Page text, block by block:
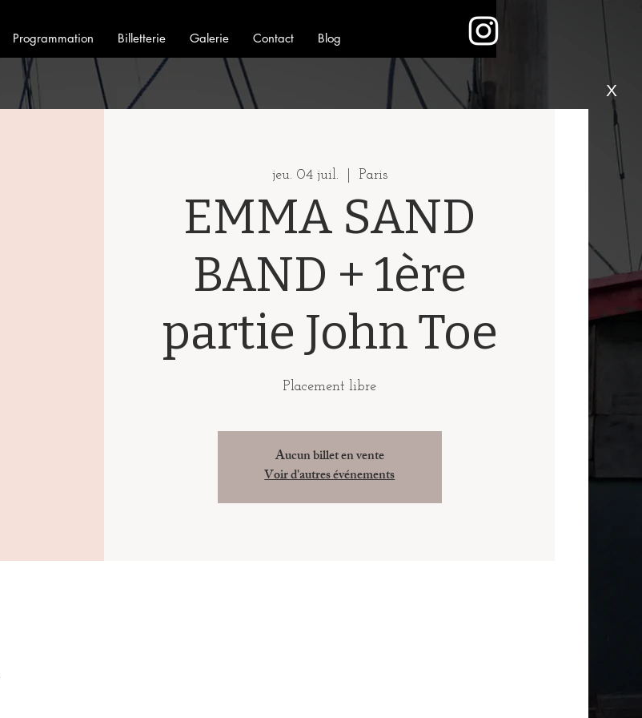
Programmation Billetterie Galerie Contact Blog
X
jeu. 04 juil. Paris
EMMA SAND
BAND + 1ère
partie John Toe
Placement libre
Aucun billet en vente
Voir d'autres événements